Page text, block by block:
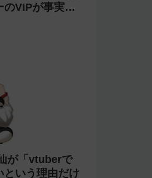
VIPが事実無
が「vtuberで
という理由だけ